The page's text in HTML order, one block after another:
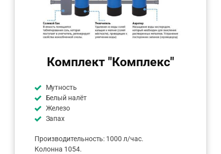
Комплект "Комплекс"
Мутность
Белый налёт
Железо
Запах
Производительность: 1000 л/час.
Колонна 1054.